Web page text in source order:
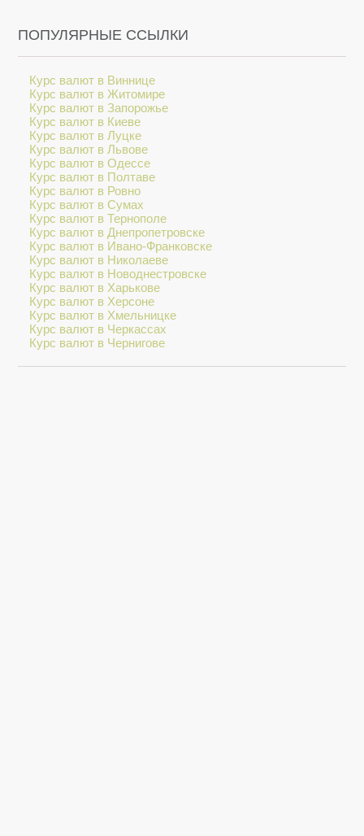
ПОПУЛЯРНЫЕ ССЫЛКИ
Курс валют в Виннице
Курс валют в Житомире
Курс валют в Запорожье
Курс валют в Киеве
Курс валют в Луцке
Курс валют в Львове
Курс валют в Одессе
Курс валют в Полтаве
Курс валют в Ровно
Курс валют в Сумах
Курс валют в Тернополе
Курс валют в Днепропетровске
Курс валют в Ивано-Франковске
Курс валют в Николаеве
Курс валют в Новоднестровске
Курс валют в Харькове
Курс валют в Херсоне
Курс валют в Хмельницке
Курс валют в Черкассах
Курс валют в Чернигове